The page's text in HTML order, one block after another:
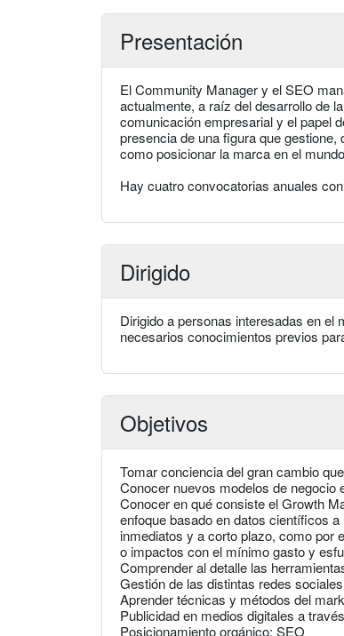
Presentación
El Community Manager y el SEO
actualmente, a raíz del desarrollo de
comunicación empresarial y el papel
presencia de una figura que
como posicionar la marca en el
Hay cuatro convocatorias anuales
Dirigido
Dirigido a personas interesadas en el
necesarios conocimientos previos
Objetivos
Tomar conciencia del gran cambio
Conocer nuevos modelos de negocio
Conocer en qué consiste el Growth
enfoque basado en datos científicos
inmediatos y a corto plazo, como por
o impactos con el mínimo gasto y
Comprender al detalle las
Gestión de las distintas redes
Aprender técnicas y métodos del
Publicidad en medios digitales a
Posicionamiento orgánico: SEO